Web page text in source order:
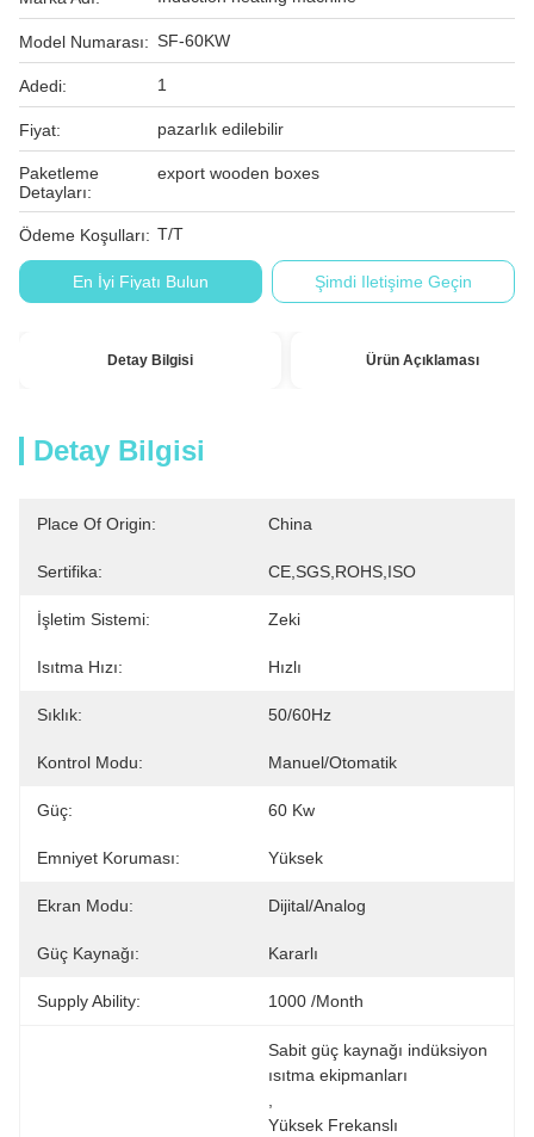
Model Numarası: SF-60KW
Adedi: 1
Fiyat: pazarlık edilebilir
Paketleme
Detayları:
export wooden boxes
Ödeme Koşulları: T/T
En İyi Fiyatı Bulun Şimdi Iletişime Geçin
Detay Bilgisi Ürün Açıklaması
Detay Bilgisi
Place Of Origin: China
Sertifika: CE,SGS,ROHS,ISO
İşletim Sistemi: Zeki
Isıtma Hızı: Hızlı
Sıklık: 50/60Hz
Kontrol Modu: Manuel/otomatik
Güç: 60 Kw
Emniyet Koruması: Yüksek
Ekran Modu: Dijital/Analog
Güç Kaynağı: Kararlı
Supply Ability: 1000 /month
Sabit güç kaynağı indüksiyon
ısıtma ekipmanları
Yüksek Frekanslı